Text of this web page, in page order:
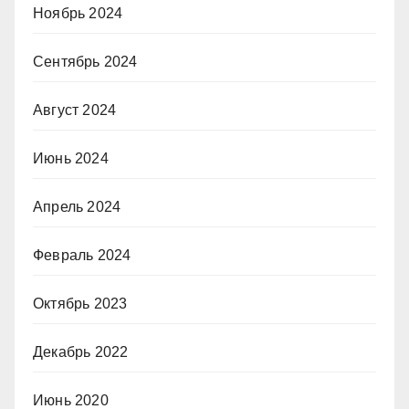
Ноябрь 2024
Сентябрь 2024
Август 2024
Июнь 2024
Апрель 2024
Февраль 2024
Октябрь 2023
Декабрь 2022
Июнь 2020